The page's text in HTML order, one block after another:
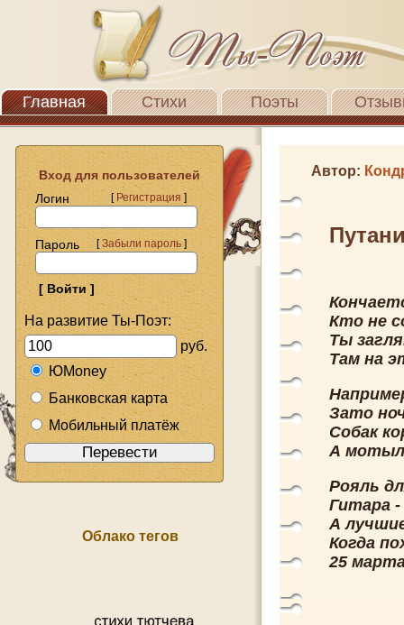
Главная Стихи Поэты
Вход для пользователей
Логин
[Регистрация]
Пароль [Забыли пароль]
На развитие Ты-Поэт:
руб.
ЮMoney
Банковская карта
Мобильный платёж
Облако тегов
Автор:
Кто не
Ты
Там на
Зато
Собак
А
Рояль
Гитара
А
Когда
25